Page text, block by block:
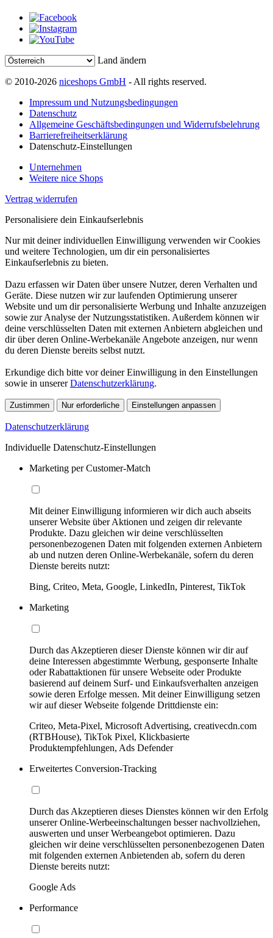
Land ändern
© 2010-2026 niceshops GmbH - All rights reserved.
Impressum und Nutzungsbedingungen
Datenschutz
Allgemeine Geschäftsbedingungen und Widerrufsbelehrung
Barrierefreiheitserklärung
Datenschutz-Einstellungen
Unternehmen
Weitere nice Shops
Vertrag widerrufen
Personalisiere dein Einkaufserlebnis
Nur mit deiner individuellen Einwilligung verwenden wir Cookies
und weitere Technologien, um dir ein personalisiertes
Einkaufserlebnis zu bieten.
Dazu erfassen wir Daten über unsere Nutzer, deren Verhalten und
Geräte. Diese nutzen wir zur laufenden Optimierung unserer
Website und um dir personalisierte Werbung und Inhalte anzuzeigen
sowie zur Analyse der Nutzungsstatistiken. Außerdem können wir
deine verschlüsselten Daten mit externen Anbietern abgleichen und
dir über deren Online-Werbekanäle Angebote anzeigen, nur wenn
du deren Dienste bereits selbst nutzt.
Erkundige dich bitte vor deiner Einwilligung in den Einstellungen
sowie in unsererDatenschutzerklärung.
Zustimmen Nur erforderliche Einstellungen anpassen
Datenschutzerklärung
Individuelle Datenschutz-Einstellungen
Marketing per Customer-Match
Mit deiner Einwilligung informieren wir dich auch abseits
unserer Website über Aktionen und zeigen dir relevante
Produkte. Dazu gleichen wir deine verschlüsselten
personenbezogenen Daten mit folgenden externen Anbietern
ab und nutzen deren Online-Werbekanäle, sofern du deren
Dienste bereits nutzt:
Bing, Criteo, Meta, Google, LinkedIn, Pinterest, TikTok
Marketing
Durch das Akzeptieren dieser Dienste können wir dir auf
deine Interessen abgestimmte Werbung, gesponserte Inhalte
oder Rabattaktionen für unsere Webseite oder Produkte
basierend auf deinem Surf- und Einkaufsverhalten anzeigen
sowie deren Erfolge messen. Mit deiner Einwilligung setzen
wir auf dieser Webseite folgende Drittdienste ein:
Criteo, Meta-Pixel, Microsoft Advertising, creativecdn.com
(RTBHouse), TikTok Pixel, Klickbasierte
Produktempfehlungen, Ads Defender
Erweitertes Conversion-Tracking
Durch das Akzeptieren dieses Dienstes können wir den Erfolg
unserer Online-Werbeeinschaltungen besser nachvollziehen,
auswerten und unser Werbeangebot optimieren. Dazu
gleichen wir deine verschlüsselten personenbezogenen Daten
mit folgenden externen Anbietenden ab, sofern du deren
Dienste bereits nutzt:
Google Ads
Performance